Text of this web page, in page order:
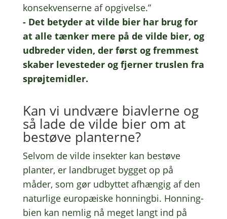
konse­kven­ser­ne af opgi­vel­se.”
- Det bety­der at vilde bier har brug for
at alle tænker mere på de vilde bier, og
udbre­der viden, der først og frem­mest
skaber leve­ste­der og fjer­ner trus­len fra
sprøjtemidler.
Kan vi undvæ­re biav­ler­ne og
så lade de vilde bier om at
bestø­ve planterne?
Selvom de vilde insek­ter kan bestø­ve
plan­ter, er land­bru­get bygget op på
måder, som gør udbyt­tet afhæn­gig af den
natur­li­ge euro­pæ­i­ske honning­bi. Honning­
bi­en kan nemlig nå meget langt ind på